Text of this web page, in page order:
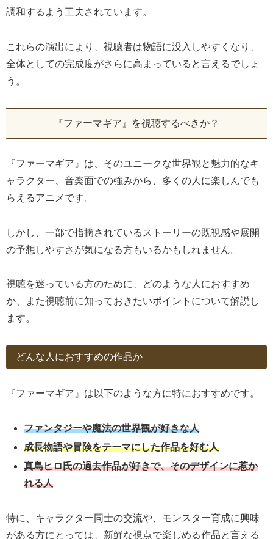
調和するよう工夫されています。
これらの演出により、視聴者は物語に没入しやすくなり、
全体としての完成度がさらに高まっていると言えるでしょ
う。
『ファーマギア』を視聴するべきか？
『ファーマギア』は、そのユニークな世界観と魅力的なキ
ャラクター、音楽面での強みから、多くの人に楽しんでも
らえるアニメです。
しかし、一部で指摘されているストーリーの既視感や展開
の予想しやすさが気になる方もいるかもしれません。
視聴を迷っている方のために、どのような人におすすめ
か、また視聴前に知っておきたいポイントについて解説し
ます。
どんな人におすすめの作品か
『ファーマギア』は以下のような方に特におすすめです。
ファンタジーや魔法の世界観が好きな人
成長物語や冒険をテーマにした作品を好む人
真島ヒロ氏の過去作品が好きで、そのデザインに惹か
れる人
特に、キャラクター同士の交流や、モンスター育成に興味
がある方にとっては、新鮮な視点で楽しめる作品と言える